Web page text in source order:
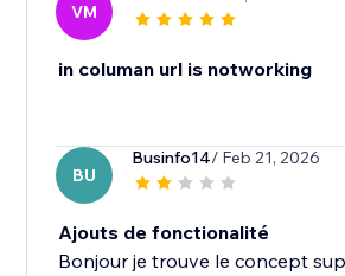
VM
in columan url is notworking
BU
Businfo14/ Feb 21, 2026
Ajouts de fonctionalité
Bonjour je trouve le concept